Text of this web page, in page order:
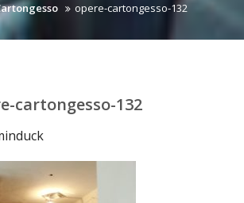
opere-cartongesso-132
cartongesso-132